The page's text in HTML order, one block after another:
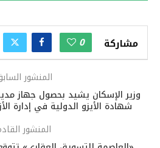
مشاركة 0
المنشور
وزير الإسكان يشيد بحصول جهاز
شهادة الأيزو الدولية في إدارة
المنشور